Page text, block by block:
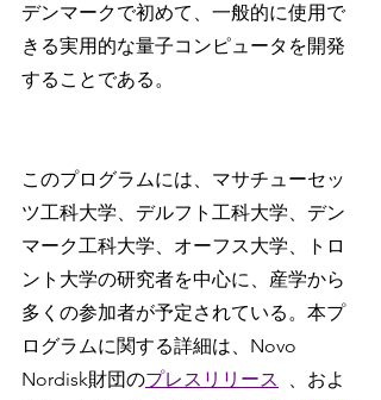
デンマークで初めて、一般的に使用で
きる実用的な量子コンピュータを開発
することである。
このプログラムには、マサチューセッ
ツ工科大学、デルフト工科大学、デン
マーク工科大学、オーフス大学、トロ
ント大学の研究者を中心に、産学から
多くの参加者が予定されている。本プ
ログラムに関する詳細は、Novo
Nordisk財団のプレスリリース
、およ